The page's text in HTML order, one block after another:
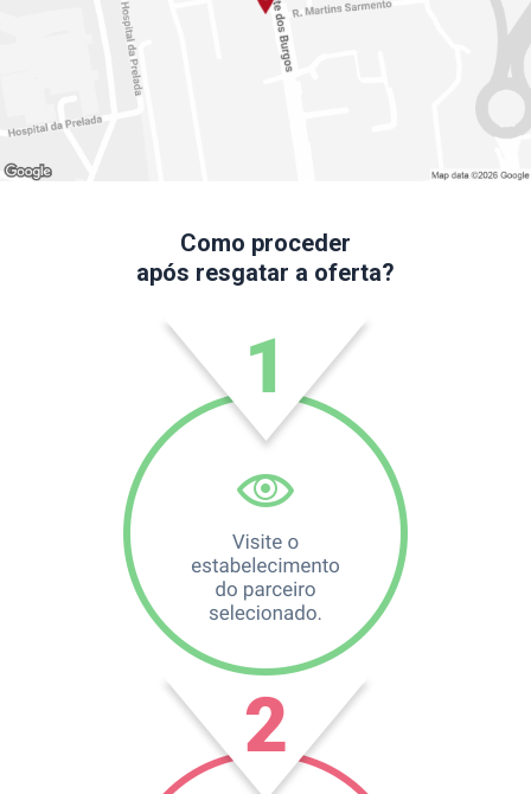
Como proceder
após resgatar a oferta?